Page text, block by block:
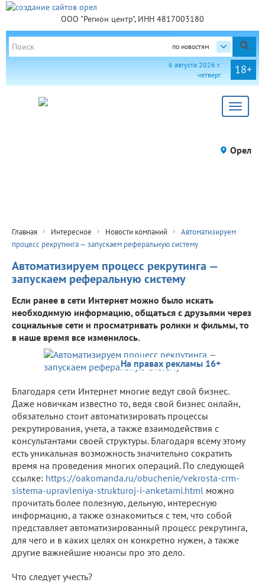
ООО "Регион центр", ИНН 4817003180
по новостям
18+
6 августа 2026 г.
четверг
Toggle
Орел
Главная Интересное Новости компаний
Автоматизируем
процесс рекрутинга — запускаем реферальную систему
Автоматизируем процесс рекрутинга —
запускаем реферальную систему
Если ранее в сети Интернет можно было искать
необходимую информацию, общаться с друзьями через
социальные сети и просматривать ролики и фильмы, то
в наше время все изменилось.
На правах рекламы 16+
Благодаря сети Интернет многие ведут свой бизнес.
Даже новичкам известно то, ведя свой бизнес онлайн,
обязательно стоит автоматизировать процессы
рекрутирования, учета, а также взаимодействия с
консультантами своей структуры. Благодаря всему этому
есть уникальная возможность значительно сократить
время на проведения многих операций. По следующей
ссылке: https://oakomanda.ru/obuchenie/vekrosta-crm-
sistema-upravleniya-strukturoj-i-anketami.html можно
прочитать более полезную, дельную, интересную
информацию, а также ознакомиться с тем, что собой
представляет автоматизированный процесс рекрутинга,
для чего и в каких целях он конкретно нужен, а также
другие важнейшие нюансы про это дело.
Что следует учесть?